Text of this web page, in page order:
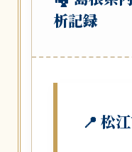
析記録
📍 松